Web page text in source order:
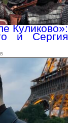
Куликово»:
и Сергия